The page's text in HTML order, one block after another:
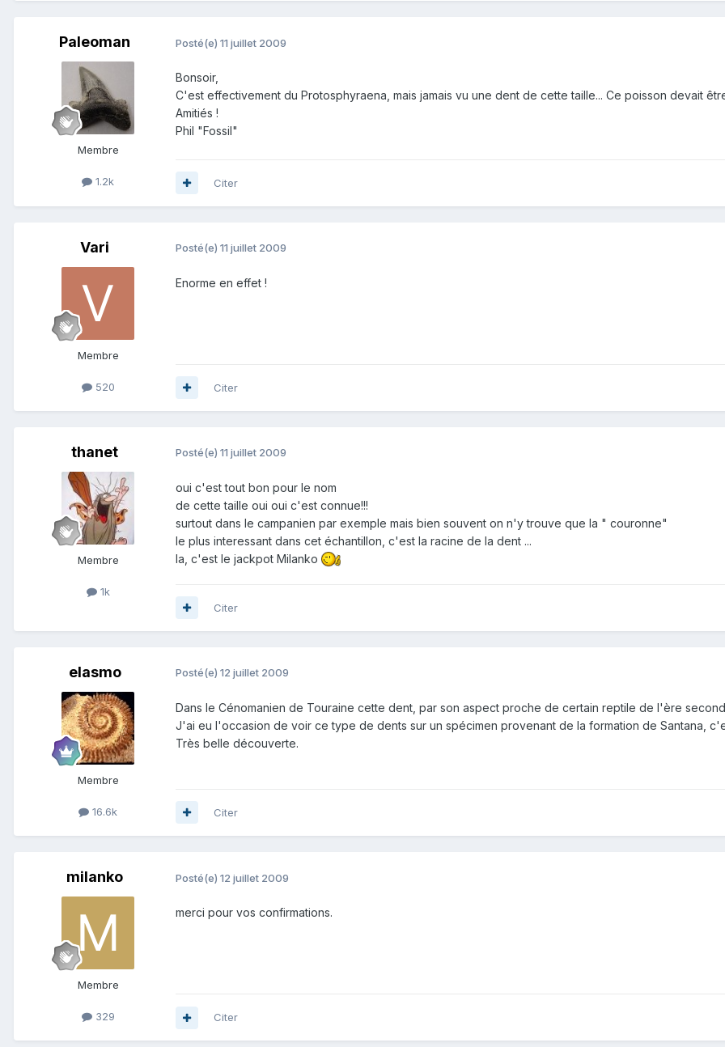
Paleoman
Membre
1.2k
Posté(e) 11 juillet 2009
Bonsoir,
C'est effectivement du Protosphyraena, mais jamais vu une dent de cette taille... Ce poisson devait
Amitiés !
Phil "Fossil"
Citer
Vari
Membre
520
Posté(e) 11 juillet 2009
Enorme en effet !
Citer
thanet
Membre
1k
Posté(e) 11 juillet 2009
oui c'est tout bon pour le nom
de cette taille oui oui c'est connue!!!
surtout dans le campanien par exemple mais bien souvent on n'y trouve que la " couronne"
le plus interessant dans cet échantillon, c'est la racine de la dent ...
la, c'est le jackpot Milanko
Citer
elasmo
Membre
16.6k
Posté(e) 12 juillet 2009
Dans le Cénomanien de Touraine cette dent, par son aspect proche de certain reptile de l'ère
J'ai eu l'occasion de voir ce type de dents sur un spécimen provenant de la formation de Santana,
Très belle découverte.
Citer
milanko
Membre
329
Posté(e) 12 juillet 2009
merci pour vos confirmations.
Citer